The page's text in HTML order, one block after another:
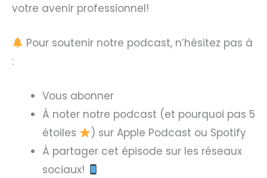
votre avenir professionnel!
Pour soutenir notre podcast, n’hésitez pas à
:
Vous abonner
À noter notre podcast (et pourquoi pas 5
étoiles
) sur Apple Podcast ou Spotify
À partager cet épisode sur les réseaux
sociaux!